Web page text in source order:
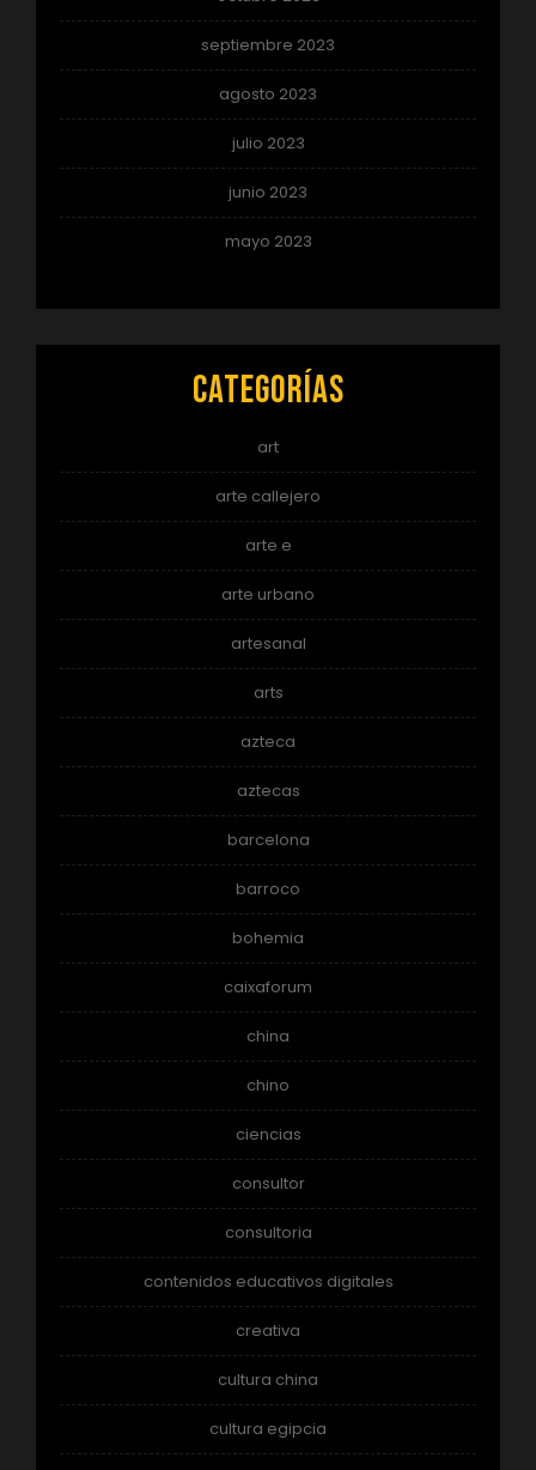
septiembre 2023
agosto 2023
julio 2023
junio 2023
mayo 2023
Categorías
art
arte callejero
arte e
arte urbano
artesanal
arts
azteca
aztecas
barcelona
barroco
bohemia
caixaforum
china
chino
ciencias
consultor
consultoria
contenidos educativos digitales
creativa
cultura china
cultura egipcia